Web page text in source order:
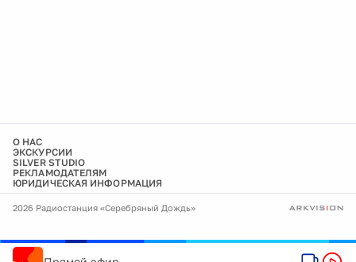
О НАС
ЭКСКУРСИИ
SILVER STUDIO
РЕКЛАМОДАТЕЛЯМ
ЮРИДИЧЕСКАЯ ИНФОРМАЦИЯ
2026 Радиостанция «Серебряный Дождь»